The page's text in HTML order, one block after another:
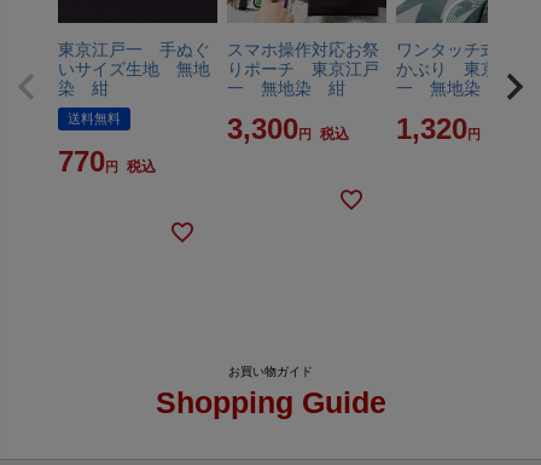
東京江戸一 手ぬぐ
いサイズ生地 無地
染 紺
送料無料
770 税込
スマホ操作対応お祭
りポーチ 東京江戸
一 無地染 紺
3,300 税込
ワンタッチ式 喧
かぶり 東京江戸
一 無地染 紺
1,320
Shopping Guide